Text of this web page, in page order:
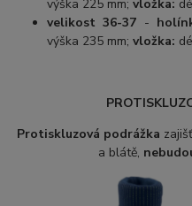
výška 225 mm;vložka:
velikost 36-37 -
výška 235 mm;vložka:
Protiskluzová podrážka
a blátě,